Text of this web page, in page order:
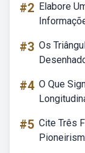
#2 Elabore
#3 Os
#4 O Que
#5 Cite Três